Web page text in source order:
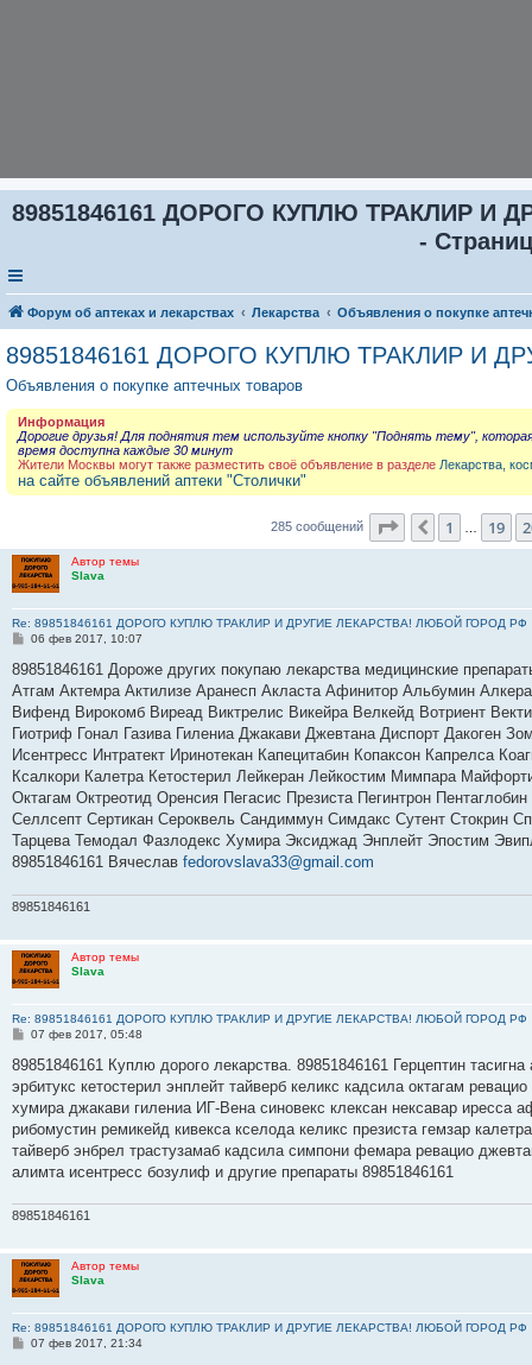
89851846161 ДОРОГО КУПЛЮ ТРАКЛИР И
-
Форум об аптеках и лекарствах Лекарства Объявления о покупке
89851846161 ДОРОГО КУПЛЮ ТРАКЛИР И
Объявления о покупке аптечных товаров
Информация
Дорогие друзья! Для поднятия тем используйте кнопку "Поднять тему",
время доступна каждые 30 минут
Жители Москвы могут также разместить своё объявление в разделе Лекарства,
на сайте объявлений аптеки "Столички"
285 сообщений Страница 21из
Пред.
1 19
Автор темы
Slava
Re: 89851846161 ДОРОГО КУПЛЮ ТРАКЛИР И ДРУГИЕ ЛЕКАРСТВА! ЛЮБОЙ ГОРОД РФ
С
о
щ
е
и
е
06 фев 2017, 10:07
89851846161 Дороже других покупаю лекарства медицинские
Атгам Актемра Актилизе Аранесп Акласта Афинитор Альбумин
Вифенд Вирокомб Виреад Виктрелис Викейра Велкейд Вотриент
Гиотриф Гонал Газива Гилениа Джакави Джевтана Диспорт Дакоген
Исентресс Интратект Иринотекан Капецитабин Копаксон Капрелса
Ксалкори Калетра Кетостерил Лейкеран Лейкостим Мимпара
Октагам Октреотид Оренсия Пегасис Презиста Пегинтрон
Селлсепт Сертикан Сероквель Сандиммун Симдакс Сутент Стокрин
Тарцева Темодал Фазлодекс Хумира Эксиджад Энплейт Эпостим
89851846161 Вячеслав fedorovslava33@gmail.com
89851846161
Автор темы
Slava
Re: 89851846161 ДОРОГО КУПЛЮ ТРАКЛИР И ДРУГИЕ ЛЕКАРСТВА! ЛЮБОЙ ГОРОД РФ
С
о
щ
е
и
е
07 фев 2017, 05:48
89851846161 Куплю дорого лекарства. 89851846161 Герцептин
эрбитукс кетостерил энплейт тайверб келикс кадсила октагам
хумира джакави гилениа ИГ-Вена синовекс клексан нексавар иресса
рибомустин ремикейд кивекса кселода келикс презиста гемзар
тайверб энбрел трастузамаб кадсила симпони фемара ревацио
алимта исентресс бозулиф и другие препараты 89851846161
89851846161
Автор темы
Slava
Re: 89851846161 ДОРОГО КУПЛЮ ТРАКЛИР И ДРУГИЕ ЛЕКАРСТВА! ЛЮБОЙ ГОРОД РФ
С07 фев 2017, 21:34